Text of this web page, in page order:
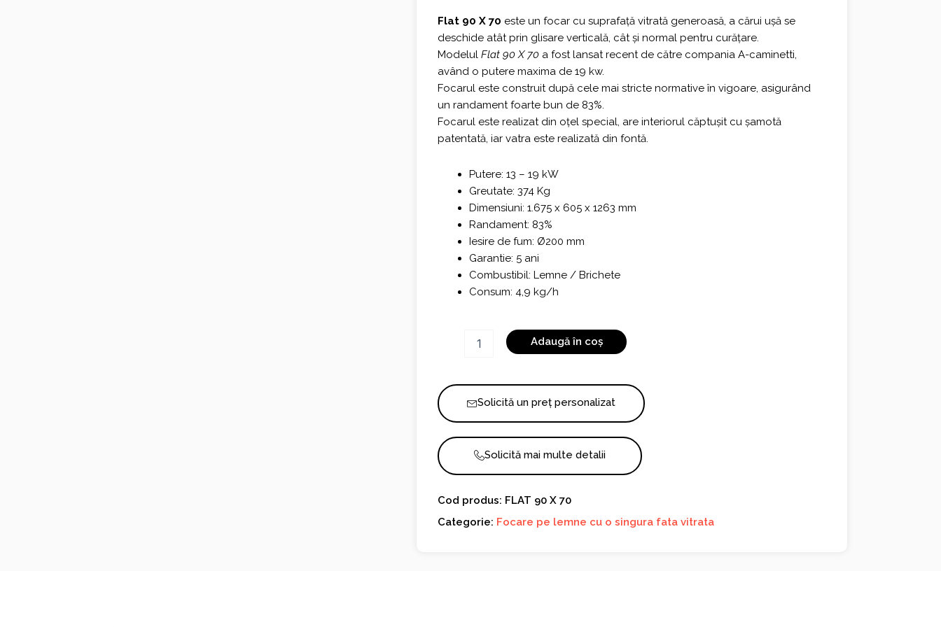
fost:
4.663,00 €.
3.497,00 €.
Flat 90 X 70 este un focar cu suprafață vitrată generoasă, a cărui ușă se
deschide atât prin glisare verticală, cât și normal pentru curățare.
ModelulFlat 90 X 70 a fost lansat recent de către compania A-caminetti,
având o putere maxima de 19 kw.
Focarul este construit după cele mai stricte normative în vigoare, asigurând
un randament foarte bun de 83%.
Focarul este realizat din oțel special, are interiorul căptușit cu șamotă
patentată, iar vatra este realizată din fontă.
Putere: 13 – 19 kW
Greutate: 374 Kg
Dimensiuni: 1.675 x 605 x 1263 mm
Randament: 83%
Iesire de fum: Ø200 mm
Garantie: 5 ani
Combustibil: Lemne / Brichete
Consum: 4,9 kg/h
70
Adaugă în coș
Solicită un preț personalizat
Solicită mai multe detalii
Cod produs: FLAT 90 X 70
Categorie: Focare pe lemne cu o singura fata vitrata